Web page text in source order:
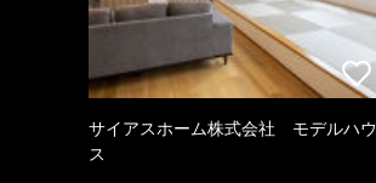
サイアスホーム株式会社 モデルハウ
ス